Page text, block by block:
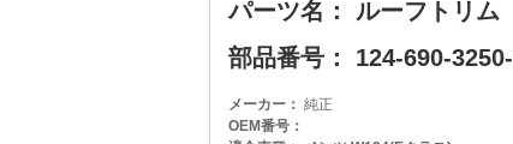
パーツ名： ルーフトリム
部品番号： 124-690-
メーカー： 純正
OEM番号：